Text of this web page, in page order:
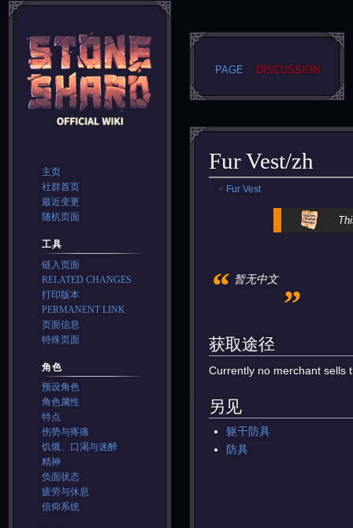
Fur Vest/zh
< Fur Vest
“ 暂无中文 „
获取途径
Currently no merchant sells
另见
躯干防具
防具
PAGE DISCUSSION
主页
社群首页
最近变更
随机页面
工具
链入页面
RELATED CHANGES
打印版本
PERMANENT LINK
页面信息
特殊页面
角色
预设角色
角色属性
特点
伤势与疼痛
饥饿、口渴与迷醉
精神
负面状态
疲劳与休息
信仰系统